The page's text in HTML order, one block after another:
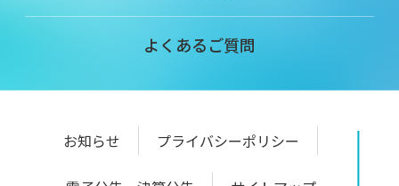
よくあるご質問
お知らせ プライバシーポリシー